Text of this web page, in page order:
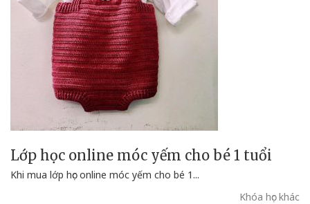
Lớp học online móc yếm cho bé 1 tuổi
Khi mua lớp học online móc yếm cho bé 1...
Khóa học khác